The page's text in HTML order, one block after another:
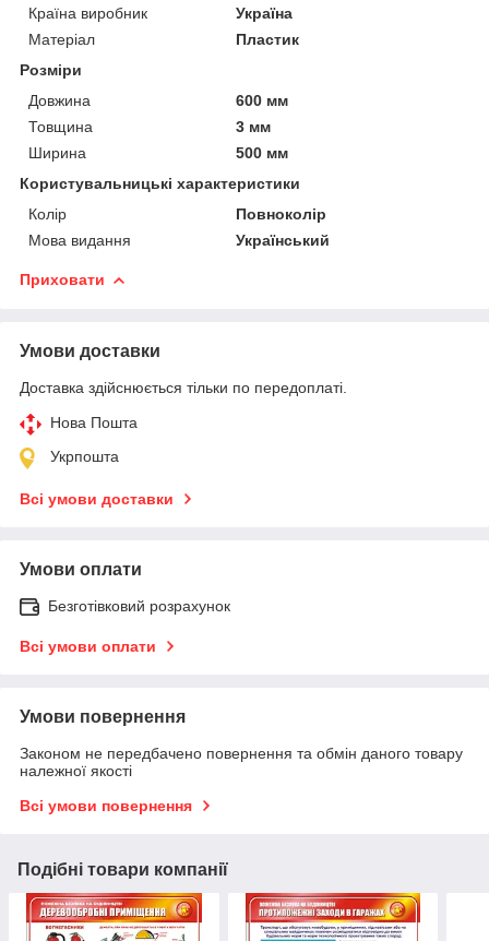
Країна виробник
Україна
Матеріал
Пластик
Розміри
Довжина
600 мм
Товщина
3 мм
Ширина
500 мм
Користувальницькі характеристики
Колір
Повноколір
Мова видання
Український
Приховати
Умови доставки
Доставка здійснюється тільки по передоплаті.
Нова Пошта
Укрпошта
Всі умови доставки
Умови оплати
Безготівковий розрахунок
Всі умови оплати
Умови повернення
Законом не передбачено повернення та обмін даного товару
належної якості
Всі умови повернення
Подібні товари компанії